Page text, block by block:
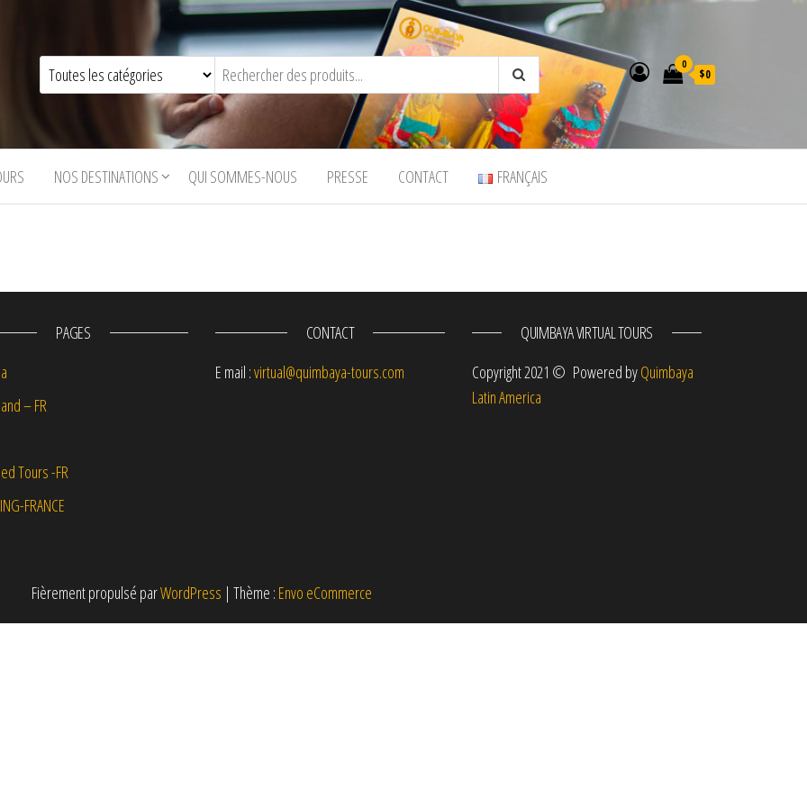
0
$0
NOS DESTINATIONS QUI SOMMES-NOUS PRESSE CONTACT FRANÇAIS
PAGES
– FR
Tours -FR
FRANCE
CONTACT
E mail :virtual@quimbaya-tours.com
QUIMBAYA VIRTUAL TOURS
Copyright 2021 © Powered byQuimbaya
Latin America
Fièrement propulsé parWordPress | Thème : Envo eCommerce